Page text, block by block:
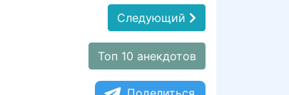
Следующий
Топ 10 анекдотов